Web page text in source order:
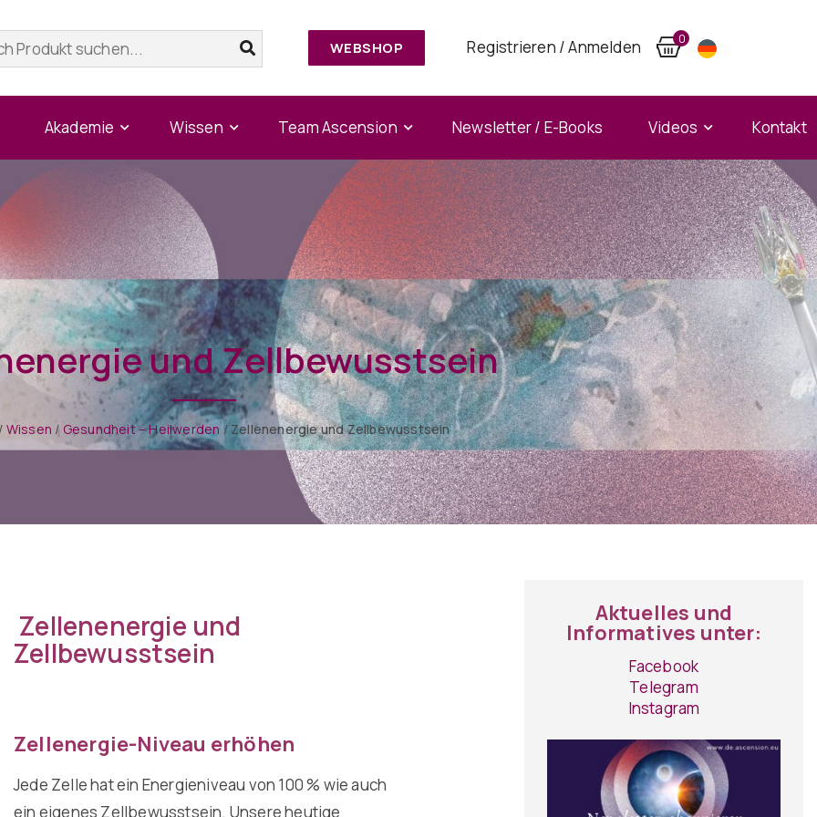
WEBSHOP Registrieren / Anmelden 0
Akademie Wissen Team Ascension Newsletter / E-Books Videos Kontakt
und Zellbewusstsein
Wissen / Gesundheit – Heilwerden/ Zellenenergie und Zellbewusstsein
Zellenenergie und
Zellbewusstsein
Zellenergie-Niveau erhöhen
Jede Zelle hat ein Energieniveau von 100 % wie auch
ein eigenes Zellbewusstsein. Unsere heutige
Aktuelles und
Informatives unter:
Facebook
Telegram
Instagram